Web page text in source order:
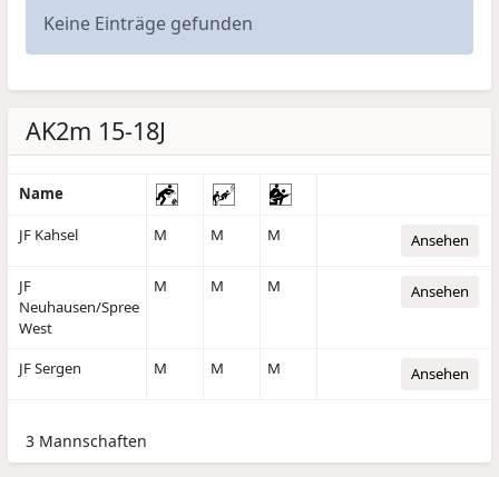
Keine Einträge gefunden
AK2m 15-18J
Name
JF Kahsel M M M Ansehen
JF
Neuhausen/Spree
West
M M M Ansehen
JF Sergen M M M Ansehen
3 Mannschaften